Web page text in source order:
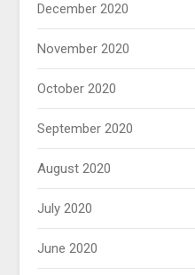
December 2020
November 2020
October 2020
September 2020
August 2020
July 2020
June 2020